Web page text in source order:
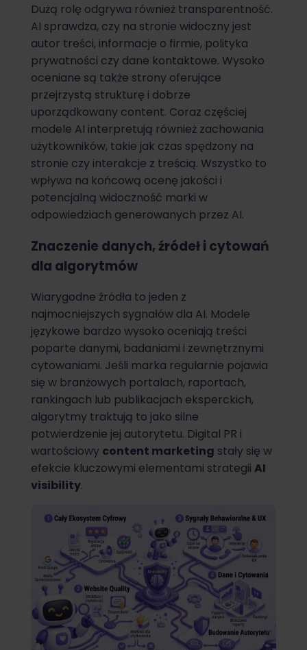
Dużą rolę odgrywa również transparentność.
AI sprawdza, czy na stronie widoczny jest
autor treści, informacje o firmie, polityka
prywatności czy dane kontaktowe. Wysoko
oceniane są także strony oferujące
przejrzystą strukturę i dobrze
uporządkowany content. Coraz częściej
modele AI interpretują również zachowania
użytkowników, takie jak czas spędzony na
stronie czy interakcje z treścią. Wszystko to
wpływa na końcową ocenę jakości i
potencjalną widoczność marki w
odpowiedziach generowanych przez AI.
Znaczenie danych, źródeł i cytowań
dla algorytmów
Wiarygodne źródła to jeden z
najmocniejszych sygnałów dla AI. Modele
językowe bardzo wysoko oceniają treści
poparte danymi, badaniami i zewnętrznymi
cytowaniami. Jeśli marka regularnie pojawia
się w branżowych portalach, raportach,
rankingach lub publikacjach eksperckich,
algorytmy traktują to jako silne
potwierdzenie jej autorytetu. Digital PR i
wartościowy content marketing stały się w
efekcie kluczowymi elementami strategii AI
visibility.